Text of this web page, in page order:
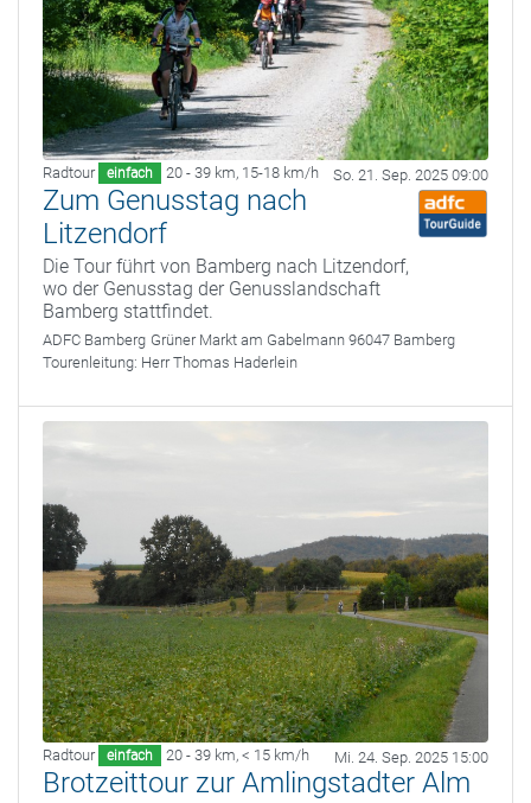
Radtour einfach 20 - 39 km, 15-18 km/h So. 21. Sep. 2025 09:00
Zum Genusstag nach
Litzendorf
Die Tour führt von Bamberg nach Litzendorf,
wo der Genusstag der Genusslandschaft
Bamberg stattfindet.
ADFC Bamberg Grüner Markt am Gabelmann 96047 Bamberg
Tourenleitung: Herr Thomas Haderlein
Radtour einfach 20 - 39 km, < 15 km/h Mi. 24. Sep. 2025 15:00
Brotzeittour zur Amlingstadter Alm